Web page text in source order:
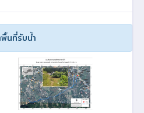
นที่รับน้ำ